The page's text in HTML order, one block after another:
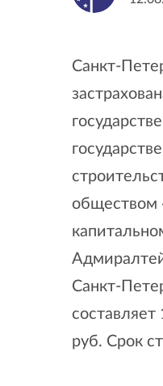
Санкт-
обществом
Санкт-
руб. Срок